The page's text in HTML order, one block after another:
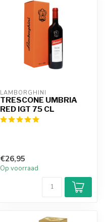
LAMBORGHINI
TRESCONE UMBRIA
RED IGT 75 CL
€26,95
Op voorraad